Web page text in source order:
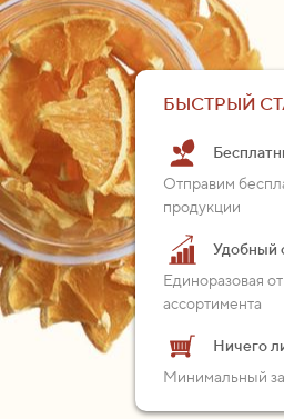
БЫСТРЫЙ
Отправим
продукции
Удобный
Единоразовая
ассортимента
Ничего
Минимальный